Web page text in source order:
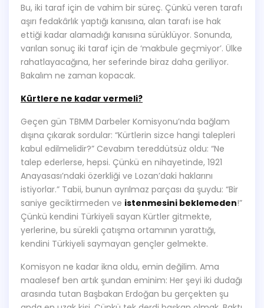
Bu, iki taraf için de vahim bir süreç. Çünkü veren tarafı
aşırı fedakârlık yaptığı kanısına, alan tarafı ise hak
ettiği kadar alamadığı kanısına sürüklüyor. Sonunda,
varılan sonuç iki taraf için de ‘makbule geçmiyor’. Ülke
rahatlayacağına, her seferinde biraz daha geriliyor.
Bakalım ne zaman kopacak.
Kürtlere ne kadar vermeli?
Geçen gün TBMM Darbeler Komisyonu’nda bağlam
dışına çıkarak sordular: “Kürtlerin sizce hangi talepleri
kabul edilmelidir?” Cevabım tereddütsüz oldu: “Ne
talep ederlerse, hepsi. Çünkü en nihayetinde, 1921
Anayasası’ndaki özerkliği ve Lozan’daki haklarını
istiyorlar.” Tabii, bunun ayrılmaz parçası da şuydu: “Bir
saniye geciktirmeden ve istenmesini beklemeden!”
Çünkü kendini Türkiyeli sayan Kürtler gitmekte,
yerlerine, bu sürekli çatışma ortamının yarattığı,
kendini Türkiyeli saymayan gençler gelmekte.
Komisyon ne kadar ikna oldu, emin değilim. Ama
maalesef ben artık şundan eminim: Her şeyi iki dudağı
arasında tutan Başbakan Erdoğan bu gerçekten şu